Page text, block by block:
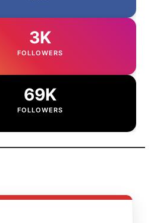
3K
FOLLOWERS
69K
FOLLOWERS